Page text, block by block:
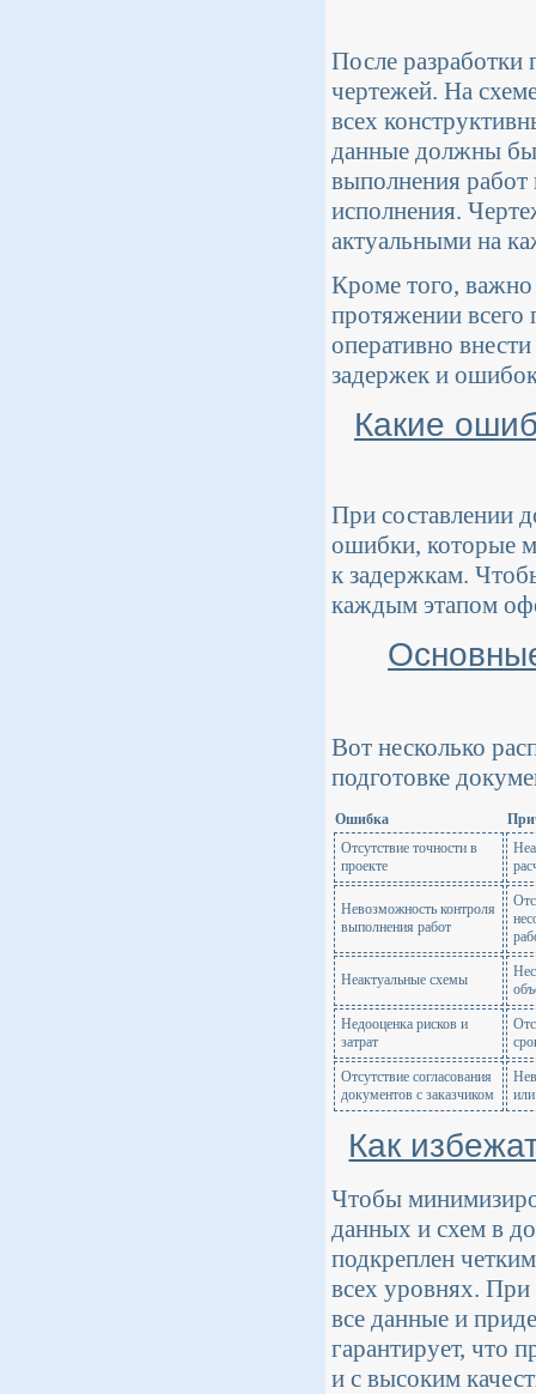
После
чертежей. На
всех
данные должны
выполнения работ
исполнения.
актуальными на
Кроме того, важно
протяжении
оперативно
задержек и
Какие
При составлении
ошибки, которые
к задержкам.
каждым этапом
Вот несколько
подготовке
Ошибка
Отсутствие точности в
проекте
Невозможность контроля
выполнения работ
Неактуальные схемы
Недооценка рисков и
затрат
Отсутствие согласования
документов с заказчиком
Как
Чтобы
данных и схем в
подкреплен
всех уровнях. При
все данные и
гарантирует, что
и с высоким